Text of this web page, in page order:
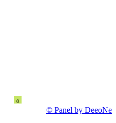
0
© Panel by DeeoNe